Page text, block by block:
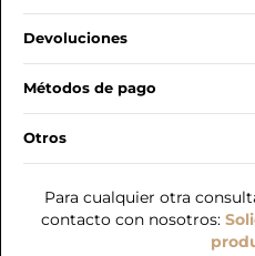
Devoluciones
Métodos de pago
Otros
Para cualquier otra
contacto con nosotros: